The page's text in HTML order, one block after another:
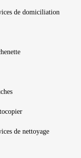
de domiciliation
de nettoyage